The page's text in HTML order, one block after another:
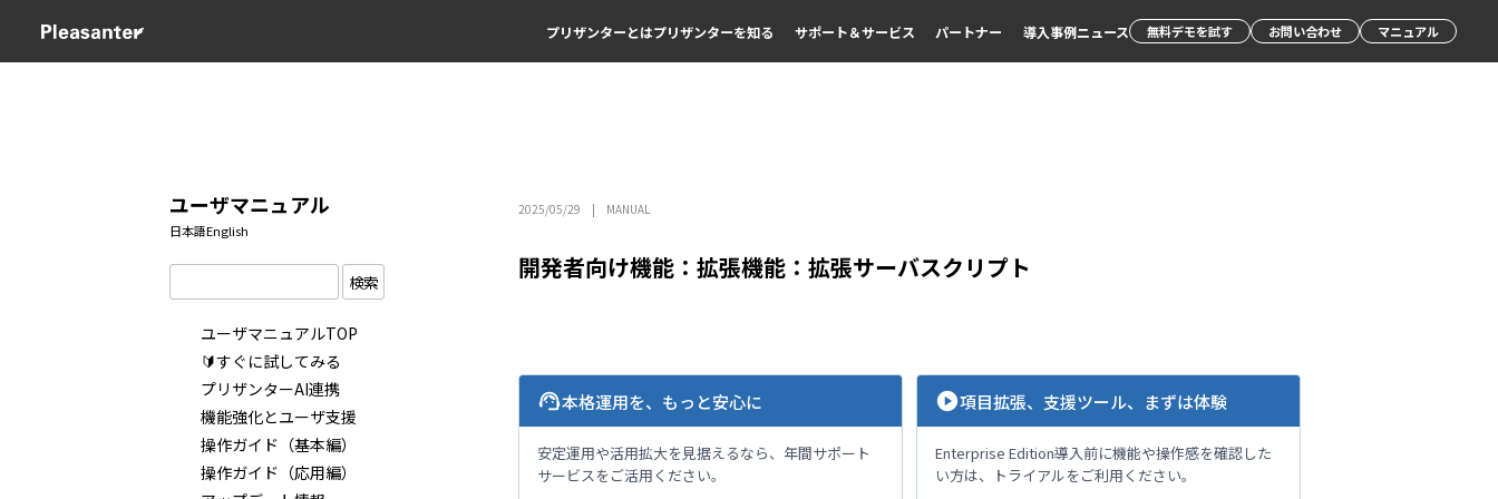
プリザンターとはプリザンターを知る サポート＆サービス パートナー 導入事例ニュース 無料デモを試す お問い合わせ マニュアル
ユーザマニュアル
日本語English
検索
ユーザマニュアルTOP
🔰すぐに試してみる
プリザンターAI連携
機能強化とユーザ支援
操作ガイド（基本編）
操作ガイド（応用編）
2025/05/29 MANUAL
開発者向け機能：拡張機能：拡張サーバスクリプト
support_agent本格運用を、もっと安心に
安定運用や活用拡大を見据えるなら、年間サポート
サービスをご活用ください。
play_circle項目拡張、支援ツール、まずは体験
Enterprise Edition導入前に機能や操作感を確認した
い方は、トライアルをご利用ください。